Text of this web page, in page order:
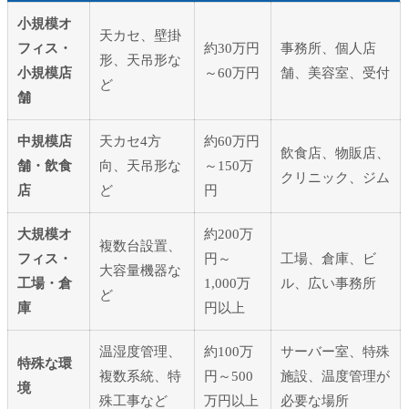
小規模オ
フィス・
小規模店
舗
天カセ、壁掛
形、天吊形な
ど
約30万円
～60万円
事務所、個人店
舗、美容室、受付
中規模店
舗・飲食
店
天カセ4方
向、天吊形な
ど
約60万円
～150万
円
飲食店、物販店、
クリニック、ジム
大規模オ
フィス・
工場・倉
庫
複数台設置、
大容量機器な
ど
約200万
円～
1,000万
円以上
工場、倉庫、ビ
ル、広い事務所
特殊な環
境
温湿度管理、
複数系統、特
殊工事など
約100万
円～500
万円以上
サーバー室、特殊
施設、温度管理が
必要な場所